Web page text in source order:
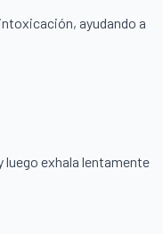
ayudando a
luego exhala lentamente